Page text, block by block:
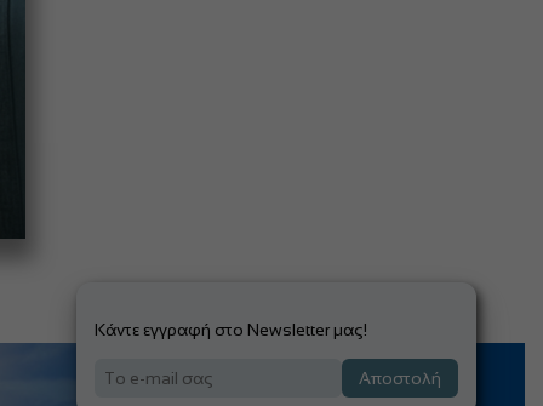
Κάντε εγγραφή στο Newsletter μας!
Αποστολή